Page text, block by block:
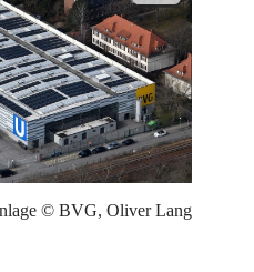
© BVG, Oliver Lang